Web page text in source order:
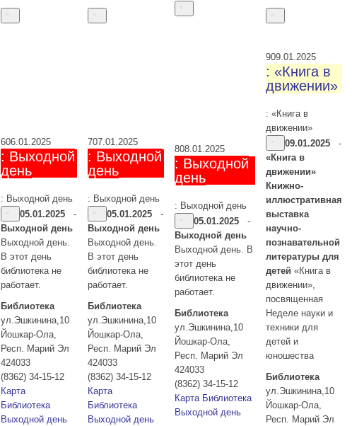
606.01.2025
: Выходной
день
: Выходной день
05.01.2025
-
Выходной день
Выходной день.
В этот день
библиотека не
работает.
Библиотека
ул.Эшкинина,10
Йошкар-Ола,
Респ. Марий Эл
424033
(8362) 34-15-12
Карта
Библиотека
Выходной день
707.01.2025
: Выходной
день
: Выходной день
05.01.2025
-
Выходной день
Выходной день.
В этот день
библиотека не
работает.
Библиотека
ул.Эшкинина,10
Йошкар-Ола,
Респ. Марий Эл
424033
(8362) 34-15-12
Карта
Библиотека
Выходной день
808.01.2025
: Выходной
день
: Выходной день
05.01.2025
-
Выходной день
Выходной день. В
этот день
библиотека не
работает.
Библиотека
ул.Эшкинина,10
Йошкар-Ола,
Респ. Марий Эл
424033
(8362) 34-15-12
КартаБиблиотека
Выходной день
909.01.2025
: «Книга в
движении»
: «Книга в
движении»
09.01.2025
-
«Книга в
движении»
Книжно-
иллюстративная
выставка
научно-
познавательной
литературы для
детей «Книга в
движении»,
посвященная
Неделе науки и
техники для
детей и
юношества
Библиотека
ул.Эшкинина,10
Йошкар-Ола,
Респ. Марий Эл